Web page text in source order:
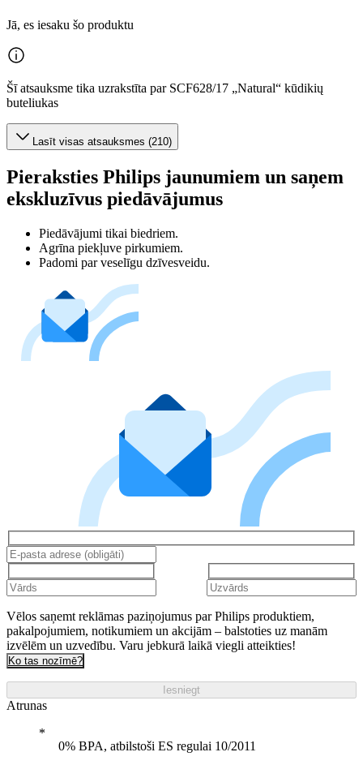
Jā, es iesaku šo produktu
Šī atsauksme tika uzrakstīta par SCF628/17 „Natural“ kūdikių
buteliukas
Lasīt visas atsauksmes (210)
Pieraksties Philips jaunumiem un saņem
ekskluzīvus piedāvājumus
Piedāvājumi tikai biedriem.
Agrīna piekļuve pirkumiem.
Padomi par veselīgu dzīvesveidu.
Vēlos saņemt reklāmas paziņojumus par Philips produktiem,
pakalpojumiem, notikumiem un akcijām – balstoties uz manām
izvēlēm un uzvedību. Varu jebkurā laikā viegli atteikties!
Ko tas nozīmē?
Iesniegt
Atrunas
0% BPA, atbilstoši ES regulai 10/2011